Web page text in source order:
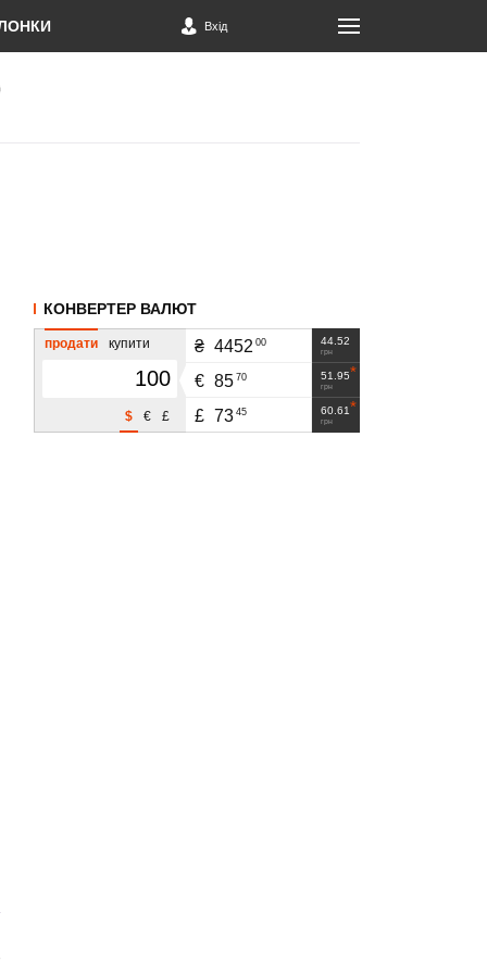
Вхід
КОНВЕРТЕР ВАЛЮТ
продати купити
£
€
$
44.52
грн
₴ 4452 00
51.95
грн
€ 85 70
60.61
грн
£ 73 45